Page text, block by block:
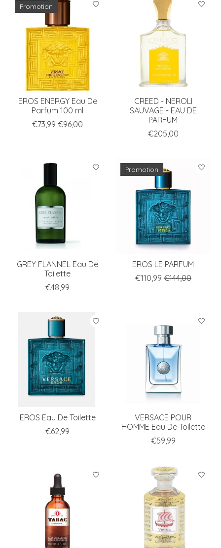
Promotion
EROS ENERGY Eau De
Parfum 100 ml
€73,99 €96,00
CREED - NEROLI
SAUVAGE - EAU DE
PARFUM
€205,00
GREY FLANNEL Eau De
Toilette
€48,99
Promotion
EROS LE PARFUM
€110,99 €144,00
EROS Eau De Toilette
€62,99
VERSACE POUR
HOMME Eau De Toilette
€59,99